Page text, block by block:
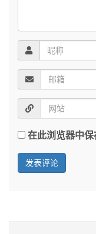
在此浏览器中保